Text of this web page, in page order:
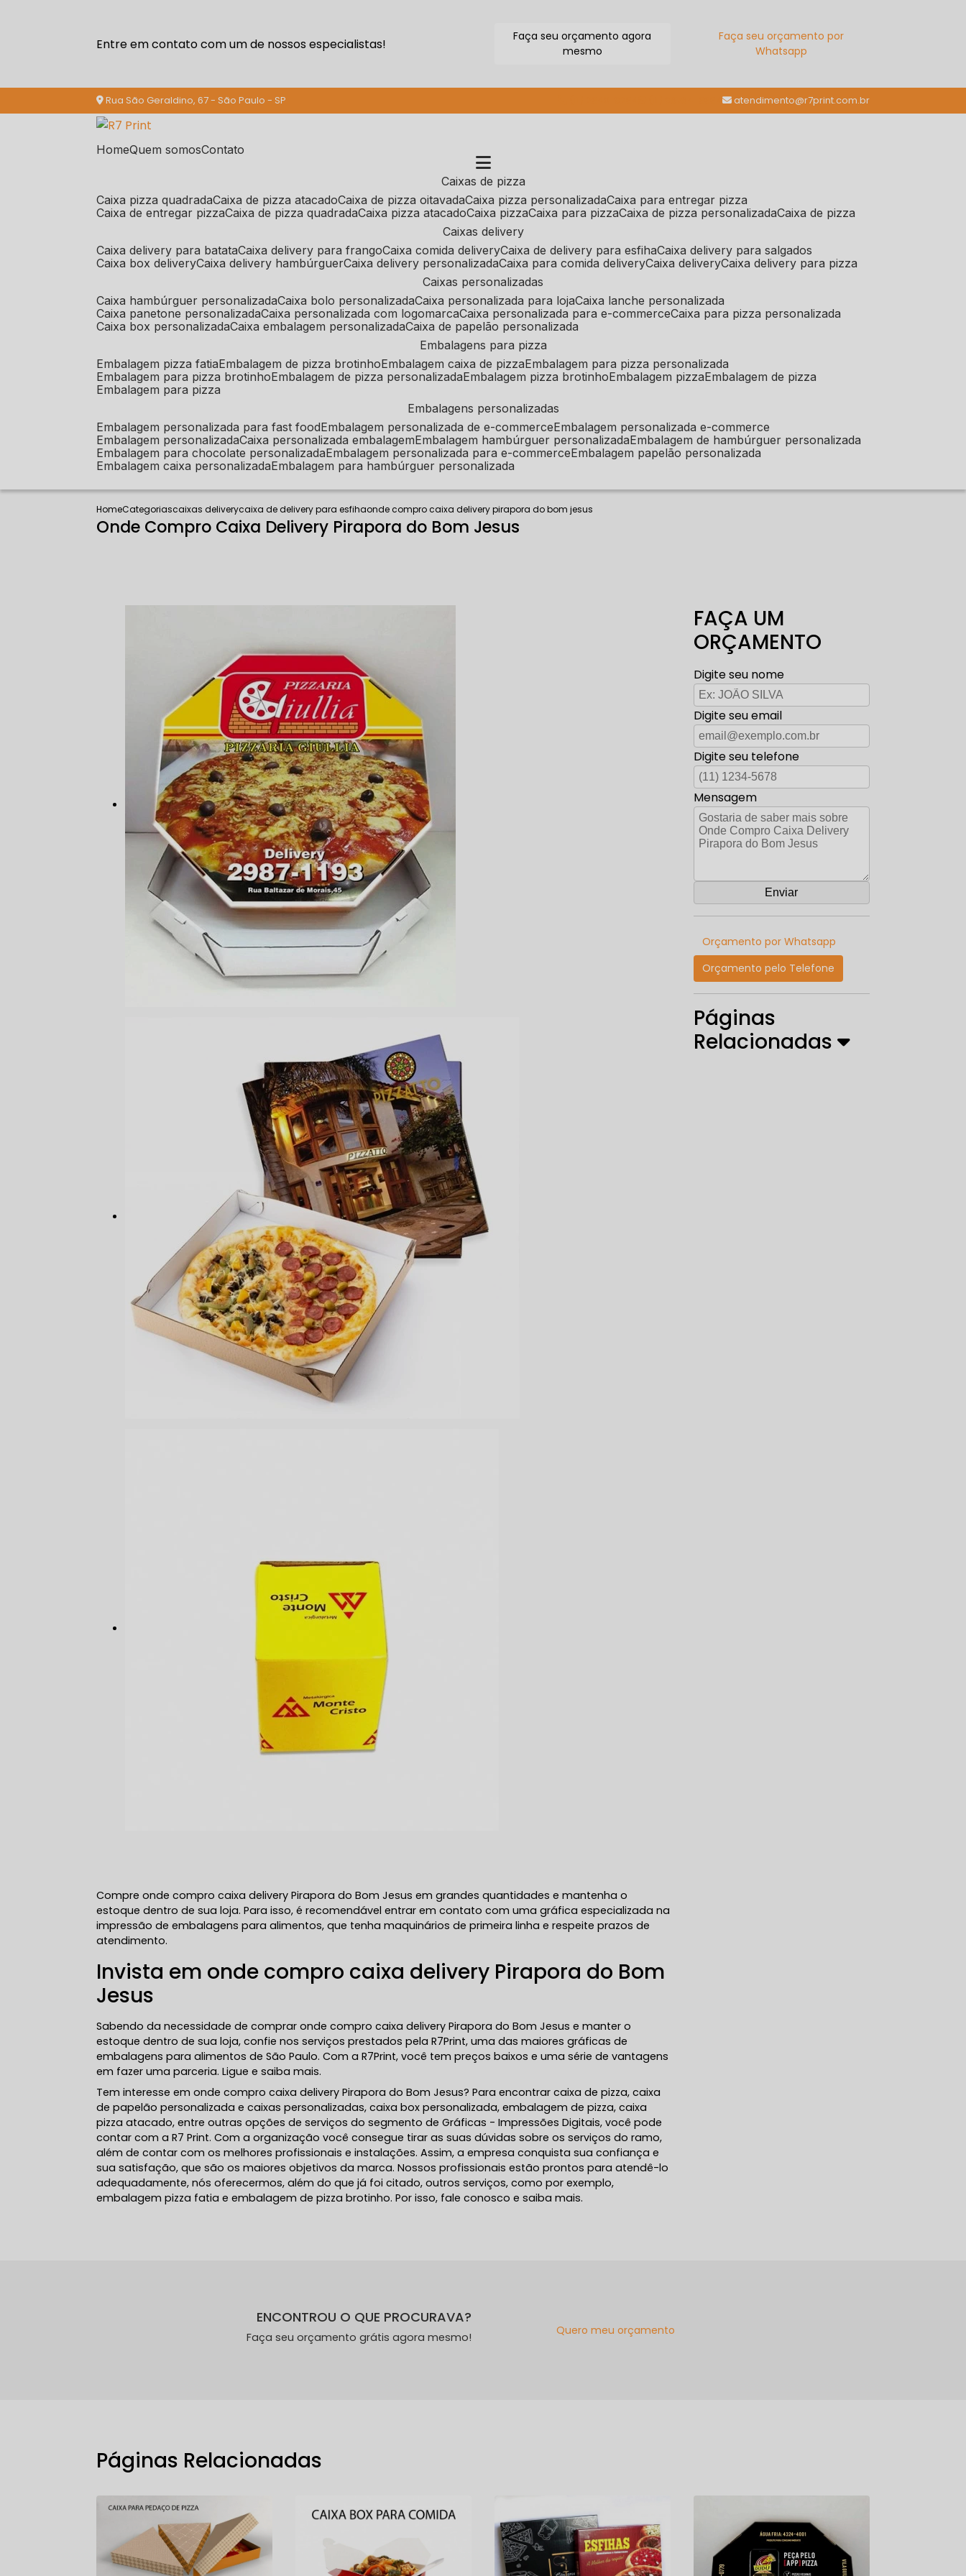
Entre em contato com um de nossos especialistas!
Faça seu orçamento agora
mesmo
Faça seu orçamento por
Whatsapp
Rua São Geraldino, 67 - São Paulo - SP atendimento@r7print.com.br
Home Quem somos Contato
caixas de pizza
caixa pizza quadrada caixa de pizza atacado caixa de pizza oitavada caixa pizza personalizada caixa para entregar pizza
caixa de entregar pizza caixa de pizza quadrada caixa pizza atacado caixa pizza caixa para pizza caixa de pizza personalizada caixa de pizza
caixas delivery
caixa delivery para batata caixa delivery para frango caixa comida delivery caixa de delivery para esfiha caixa delivery para salgados
caixa box delivery caixa delivery hambúrguer caixa delivery personalizada caixa para comida delivery caixa delivery caixa delivery para pizza
caixas personalizadas
caixa hambúrguer personalizada caixa bolo personalizada caixa personalizada para loja caixa lanche personalizada
caixa panetone personalizada caixa personalizada com logomarca caixa personalizada para e-commerce caixa para pizza personalizada
caixa box personalizada caixa embalagem personalizada caixa de papelão personalizada
embalagens para pizza
embalagem pizza fatia embalagem de pizza brotinho embalagem caixa de pizza embalagem para pizza personalizada
embalagem para pizza brotinho embalagem de pizza personalizada embalagem pizza brotinho embalagem pizza embalagem de pizza
embalagem para pizza
embalagens personalizadas
embalagem personalizada para fast food embalagem personalizada de e-commerce embalagem personalizada e-commerce
embalagem personalizada caixa personalizada embalagem embalagem hambúrguer personalizada embalagem de hambúrguer personalizada
embalagem para chocolate personalizada embalagem personalizada para e-commerce embalagem papelão personalizada
embalagem caixa personalizada embalagem para hambúrguer personalizada
HomeCategoriascaixas deliverycaixa de delivery para esfihaonde compro caixa delivery pirapora do bom jesus
Onde Compro Caixa Delivery Pirapora do Bom Jesus
Compre onde compro caixa delivery Pirapora do Bom Jesus em grandes quantidades e mantenha o
estoque dentro de sua loja. Para isso, é recomendável entrar em contato com uma gráfica especializada na
impressão de embalagens para alimentos, que tenha maquinários de primeira linha e respeite prazos de
atendimento.
Invista em onde compro caixa delivery Pirapora do Bom
Jesus
Sabendo da necessidade de comprar onde compro caixa delivery Pirapora do Bom Jesus e manter o
estoque dentro de sua loja, confie nos serviços prestados pela R7Print, uma das maiores gráficas de
embalagens para alimentos de São Paulo. Com a R7Print, você tem preços baixos e uma série de vantagens
em fazer uma parceria. Ligue e saiba mais.
Tem interesse em onde compro caixa delivery Pirapora do Bom Jesus? Para encontrar caixa de pizza, caixa
de papelão personalizada e caixas personalizadas, caixa box personalizada, embalagem de pizza, caixa
pizza atacado, entre outras opções de serviços do segmento de Gráficas - Impressões Digitais, você pode
contar com a R7 Print. Com a organização você consegue tirar as suas dúvidas sobre os serviços do ramo,
além de contar com os melhores profissionais e instalações. Assim, a empresa conquista sua confiança e
sua satisfação, que são os maiores objetivos da marca. Nossos profissionais estão prontos para atendê-lo
adequadamente, nós oferecermos, além do que já foi citado, outros serviços, como por exemplo,
embalagem pizza fatia e embalagem de pizza brotinho. Por isso, fale conosco e saiba mais.
FAÇA UM
ORÇAMENTO
Digite seu nome
Digite seu email
Digite seu telefone
Mensagem
Orçamento por Whatsapp
Orçamento pelo Telefone
Páginas
Relacionadas
ENCONTROU O QUE PROCURAVA?
Faça seu orçamento grátis agora mesmo!
Quero meu orçamento
Páginas Relacionadas